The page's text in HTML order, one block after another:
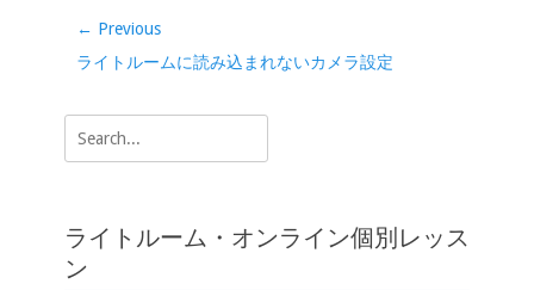
b
o
o
k
er
dI
n
Li
n
e
投
稿
ビ
ゲ
ョ
ン
← Previous
Previous
ライトルームに読み込まれないカメラ設定
Search
for:
ライトルーム・オンライン個別レッス
ン